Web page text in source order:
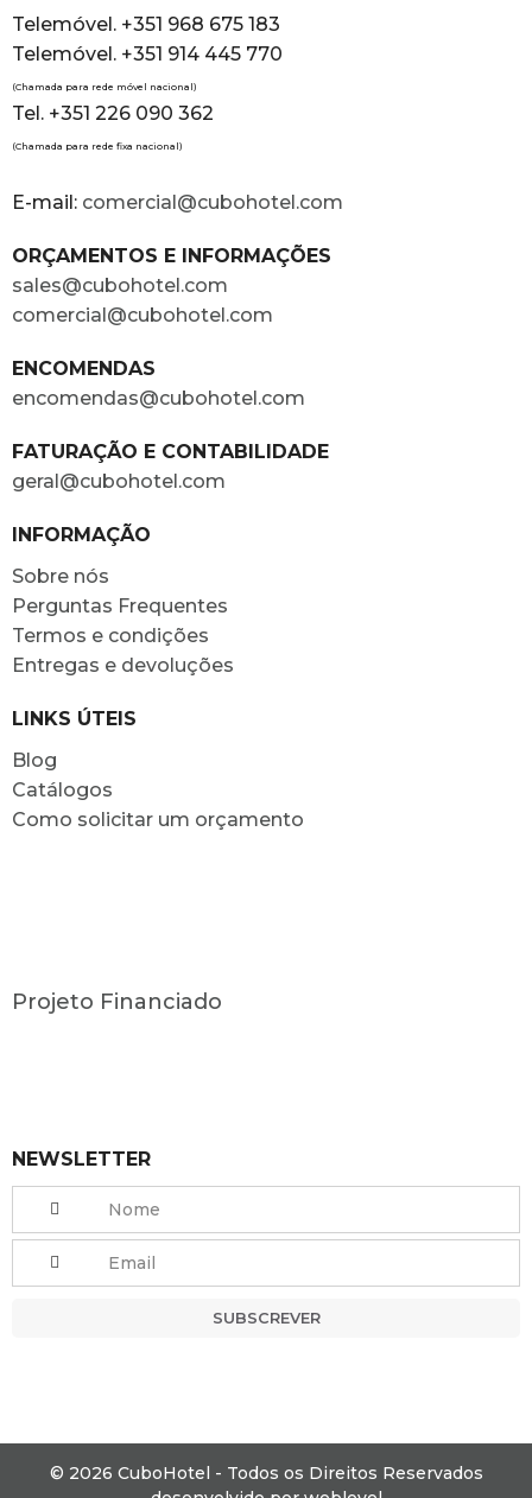
Telemóvel. +351 968 675 183
Telemóvel. +351 914 445 770
(Chamada para rede móvel nacional)
Tel. +351 226 090 362
(Chamada para rede fixa nacional)
E-mail: comercial@cubohotel.com
ORÇAMENTOS E INFORMAÇÕES
sales@cubohotel.com
comercial@cubohotel.com
ENCOMENDAS
encomendas@cubohotel.com
FATURAÇÃO E CONTABILIDADE
geral@cubohotel.com
INFORMAÇÃO
Sobre nós
Perguntas Frequentes
Termos e condições
Entregas e devoluções
LINKS ÚTEIS
Blog
Catálogos
Como solicitar um orçamento
Projeto Financiado
NEWSLETTER
SUBSCREVER
© 2026 CuboHotel - Todos os Direitos Reservados